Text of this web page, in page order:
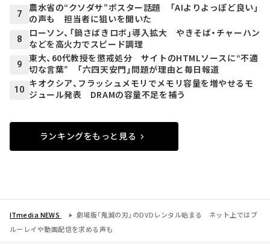
7
農水省の“クソダサ”ポスター話題 「AIよりよっぽど良い」
の声も 担当者に狙いを聞いた
8
ローソン、「鍋さばきロボ」導入拡大 やきそば・チャーハン
などを高火力でスピード調理
9
東大、60代教授を懲戒処分 サイトのHTMLソースに“不適
切な言葉” 「六四天安門」問題が理由と毎日報道
10
キオクシア、フラッシュメモリでメモリ容量を増やせるモ
ジュール発表 DRAMの容量不足を補う
ランキングをもっと見る
ITmedia NEWS
劇場版「鬼滅の刃」のDVDレンタル始まる ネット上ではブ
ルーレイや動画配信を求める声も